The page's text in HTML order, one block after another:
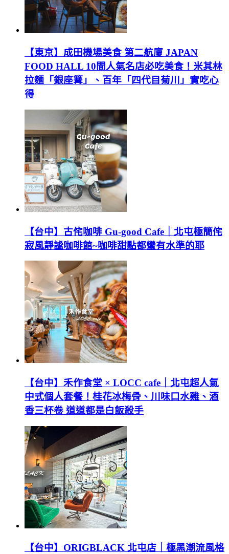
【東京】成田機場美食 第二航廈 JAPAN
FOOD HALL 10間人氣名店必吃美食！米其林
拉麵「銀座篝」、百年「四代目菊川」實吃心
得
【台中】古侘咖啡 Gu-good Cafe｜北屯極簡侘
寂風靜謐咖啡館~咖啡甜點都蠻有水準的耶
【台中】禾作食堂 × LOCC cafe｜北屯超人氣
中式個人套餐！桂花冰梅骨、川味口水雞、酒
香三杯卷 道道都是白飯殺手
【台中】ORIGBLACK 北屯店｜極黑潮流風格